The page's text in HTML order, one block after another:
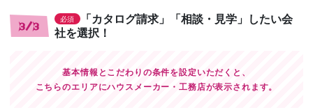
3/3
必須
「カタログ請求」「相談・見学」したい会
社を選択！
基本情報とこだわりの条件を設定いただくと、
こちらのエリアにハウスメーカー・工務店が表示されます。